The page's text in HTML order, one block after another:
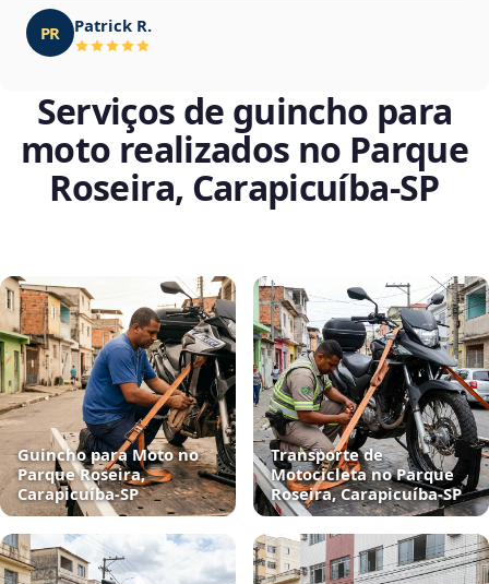
PR Patrick R.
Serviços de guincho para
moto realizados no Parque
Roseira, Carapicuíba‑SP
Guincho para Moto no
Parque Roseira,
Carapicuíba‑SP
Transporte de
Motocicleta no Parque
Roseira, Carapicuíba‑SP